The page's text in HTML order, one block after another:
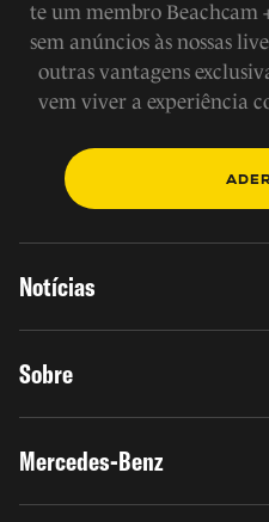
te um membro Beachcam
sem anúncios às nossas
outras vantagens
vem viver a experiência
Notícias
Sobre
Mercedes-Benz